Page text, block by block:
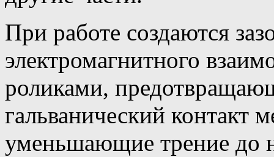
При работе создаются
электромагнитного
роликами,
гальванический контакт
уменьшающие трение до